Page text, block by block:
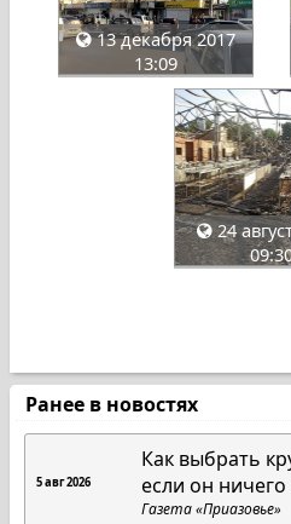
13 декабря 2017
13:09
24
Ранее в новостях
5 авг 2026
Как выбрать
если он
Газета «Приазовье»